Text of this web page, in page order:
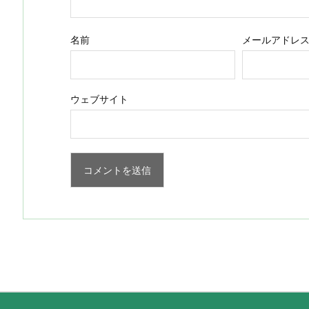
名前 メールアドレス
ウェブサイト